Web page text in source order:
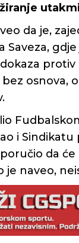
da je,
Saveza,
protiv
osnova,
i
da
je naveo,